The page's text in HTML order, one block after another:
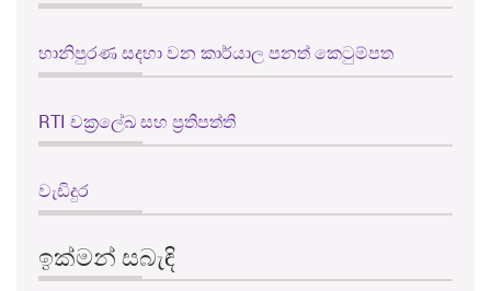
හානිපුරණ සදහා වන කාර්යාල පනත් කෙටුම්පත
RTI චක්‍රලේඛ සහ ප්‍රතිපත්ති
වැඩිදුර
ඉක්මන් සබැඳි